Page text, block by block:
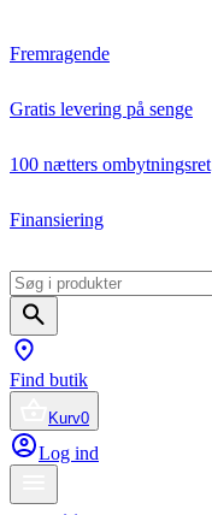
Fremragende
Gratis levering på senge
100 nætters ombytningsret
Finansiering
Find butik
Kurv0
Log ind